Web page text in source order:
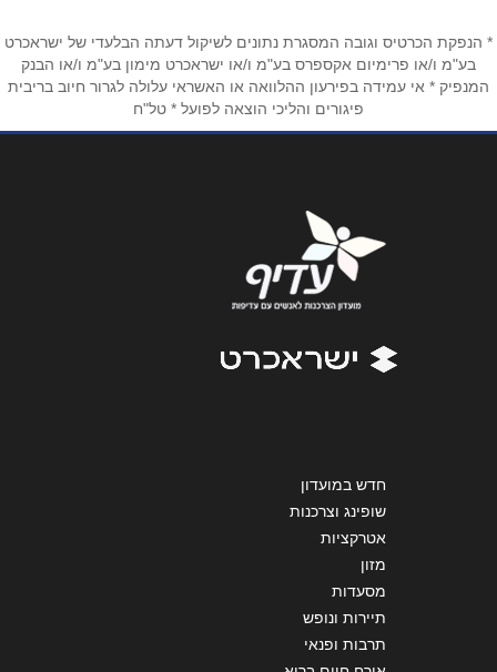
שם מלא*
*
אנא חזרו אלי בקשר ל...
* הנפקת הכרטיס וגובה המסגרת נתונים לשיקול דעתה הבלעדי של ישראכרט
בע"מ ו/או פרימיום אקספרס בע"מ ו/או ישראכרט מימון בע"מ ו/או הבנק
המנפיק * אי עמידה בפירעון ההלוואה או האשראי עלולה לגרור חיוב בריבית
פיגורים והליכי הוצאה לפועל * טל"ח
חדש במועדון
שופינג וצרכנות
אטרקציות
מזון
מסעדות
תיירות ונופש
תרבות ופנאי